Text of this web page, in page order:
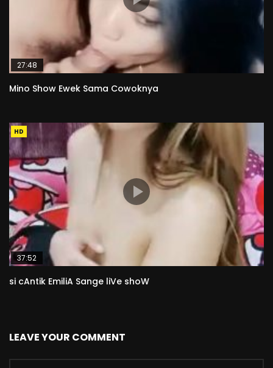
27:48
Mino Show Ewek Sama Cowoknya
HD
37:52
si cAntik EmiliA Sange liVe shoW
LEAVE YOUR COMMENT